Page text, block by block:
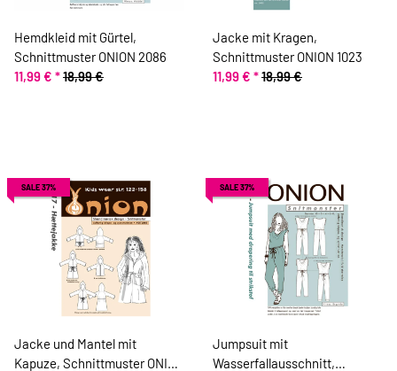
Hemdkleid mit Gürtel,
Schnittmuster ONION 2086
11,99 € *18,99 €
Jacke mit Kragen,
Schnittmuster ONION 1023
11,99 € *18,99 €
SALE 37%
Jacke und Mantel mit
Kapuze, Schnittmuster ONION
SALE 37%
Jumpsuit mit
Wasserfallausschnitt,